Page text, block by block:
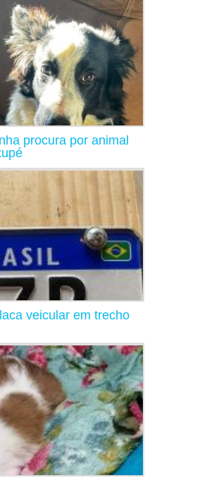
procura por animal
veicular em trecho